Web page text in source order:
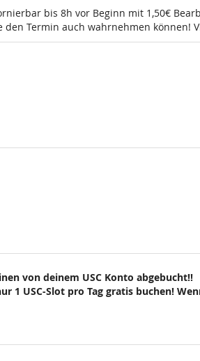
bis 8h vor Beginn mit 1,50€
Termin auch wahrnehmen können!
von deinem USC Konto abgebucht!!
USC-Slot pro Tag gratis buchen!